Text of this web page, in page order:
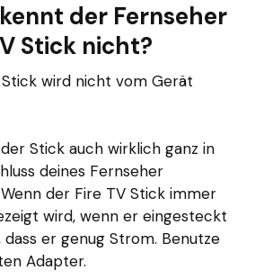
der Fernseher
Stick nicht?
wird nicht vom Gerät
Stick auch wirklich ganz in
deines Fernseher
der Fire TV Stick immer
wird, wenn er eingesteckt
er genug Strom. Benutze
Adapter.